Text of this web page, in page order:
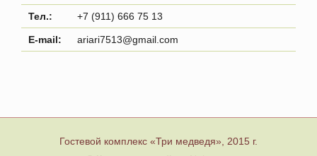
Тел.: +7 (911) 666 75 13
E-mail: ariari7513@gmail.com
Гостевой комплекс «Три медведя», 2015 г.